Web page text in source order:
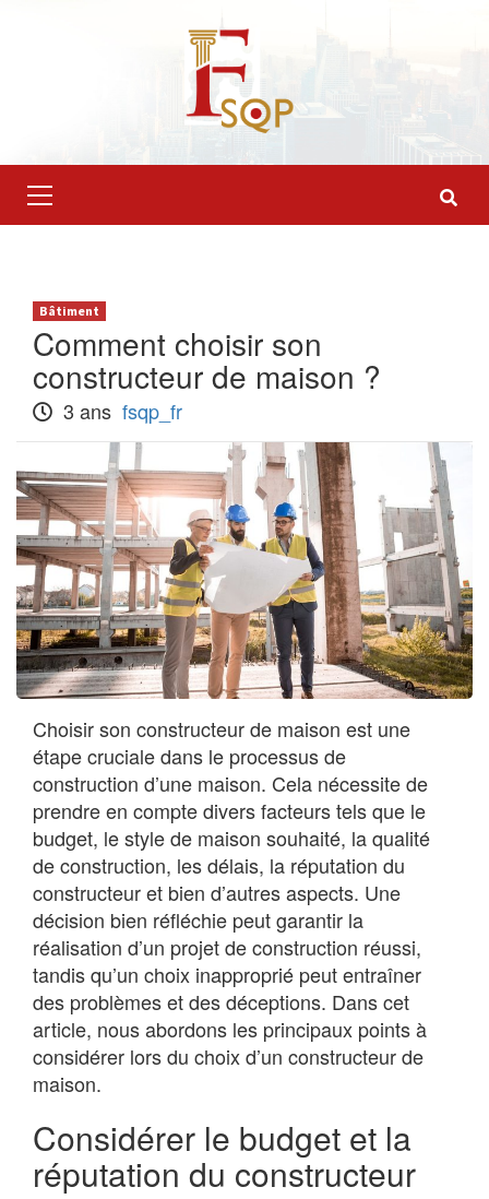
Primary
Menu
Bâtiment
Comment choisir son
constructeur de maison ?
3 ans fsqp_fr
Choisir son constructeur de maison est une
étape cruciale dans le processus de
construction d’une maison. Cela nécessite de
prendre en compte divers facteurs tels que le
budget, le style de maison souhaité, la qualité
de construction, les délais, la réputation du
constructeur et bien d’autres aspects. Une
décision bien réfléchie peut garantir la
réalisation d’un projet de construction réussi,
tandis qu’un choix inapproprié peut entraîner
des problèmes et des déceptions. Dans cet
article, nous abordons les principaux points à
considérer lors du choix d’un constructeur de
maison.
Considérer le budget et la
réputation du constructeur